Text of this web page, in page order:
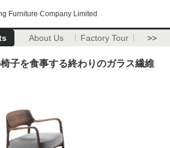
Furniture Company Limited
About Us Factory Tour >>
子を食事する終わりのガラス繊維